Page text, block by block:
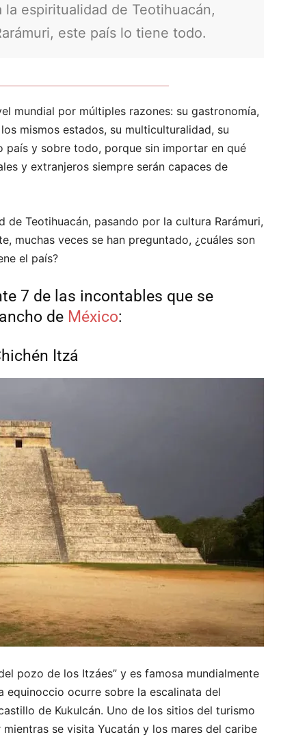
espiritualidad de Teotihuacán,
este país lo tiene todo.
mundial por múltiples razones: su gastronomía,
mismos estados, su multiculturalidad, su
y sobre todo, porque sin importar en qué
y extranjeros siempre serán capaces de
de Teotihuacán, pasando por la cultura Rarámuri,
muchas veces se han preguntado, ¿cuáles son
el país?
7 de las incontables que se
de México:
Itzá
pozo de los Itzáes” y es famosa mundialmente
ocurre sobre la escalinata del
de Kukulcán. Uno de los sitios del turismo
se visita Yucatán y los mares del caribe